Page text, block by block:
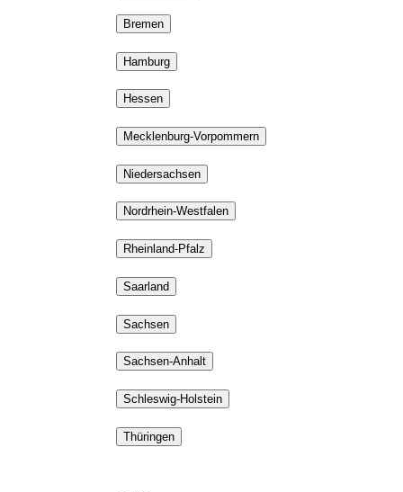
Bremen
Hamburg
Hessen
Mecklenburg-Vorpommern
Niedersachsen
Nordrhein-Westfalen
Rheinland-Pfalz
Saarland
Sachsen
Sachsen-Anhalt
Schleswig-Holstein
Thüringen